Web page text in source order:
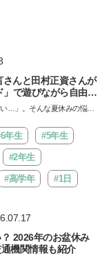
んと田村正資さんが
で遊びながら自由研
が開催
…」。そんな夏休みの悩み
年生 #5年生
#2年生
#高学年 #1日
2026年のお盆休み
機関情報も紹介